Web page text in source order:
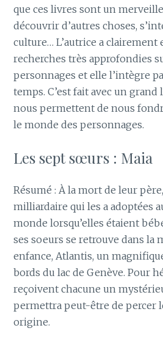
que ces livres sont un
découvrir d’autres choses,
culture… L’autrice a clairement
recherches très approfondies
personnages et elle l’intègre
temps. C’est fait avec un grand
nous permettent de nous
le monde des personnages.
Les sept sœurs : Maia
Résumé : À la mort de leur
milliardaire qui les a adoptées
monde lorsqu’elles étaient
ses soeurs se retrouve dans la
enfance, Atlantis, un
bords du lac de Genève. Pour
reçoivent chacune un
permettra peut-être de percer
origine.